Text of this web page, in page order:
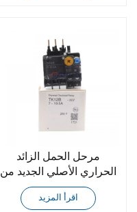
مرحل الحمل الزائد
الحراري الأصلي الجديد من
فوجي TK12B-004
TK12B-2P8
اقرأ المزيد